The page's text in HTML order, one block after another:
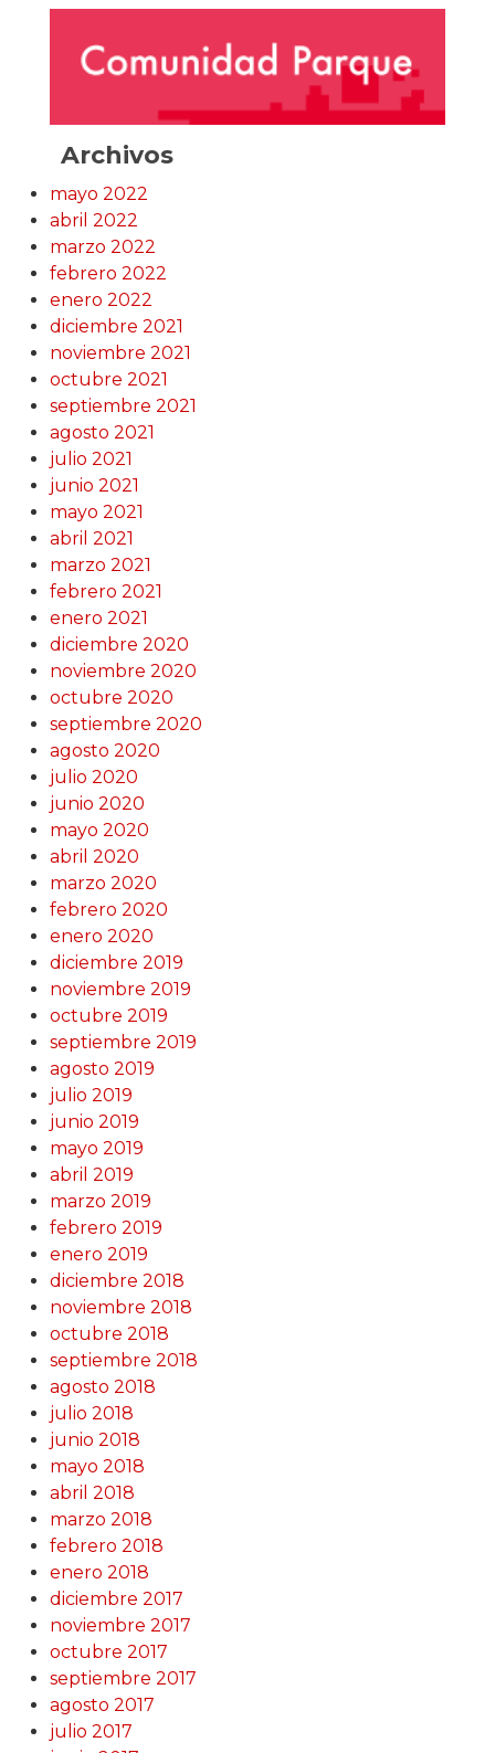
Archivos
mayo 2022
abril 2022
marzo 2022
febrero 2022
enero 2022
diciembre 2021
noviembre 2021
octubre 2021
septiembre 2021
agosto 2021
julio 2021
junio 2021
mayo 2021
abril 2021
marzo 2021
febrero 2021
enero 2021
diciembre 2020
noviembre 2020
octubre 2020
septiembre 2020
agosto 2020
julio 2020
junio 2020
mayo 2020
abril 2020
marzo 2020
febrero 2020
enero 2020
diciembre 2019
noviembre 2019
octubre 2019
septiembre 2019
agosto 2019
julio 2019
junio 2019
mayo 2019
abril 2019
marzo 2019
febrero 2019
enero 2019
diciembre 2018
noviembre 2018
octubre 2018
septiembre 2018
agosto 2018
julio 2018
junio 2018
mayo 2018
abril 2018
marzo 2018
febrero 2018
enero 2018
diciembre 2017
noviembre 2017
octubre 2017
septiembre 2017
agosto 2017
julio 2017